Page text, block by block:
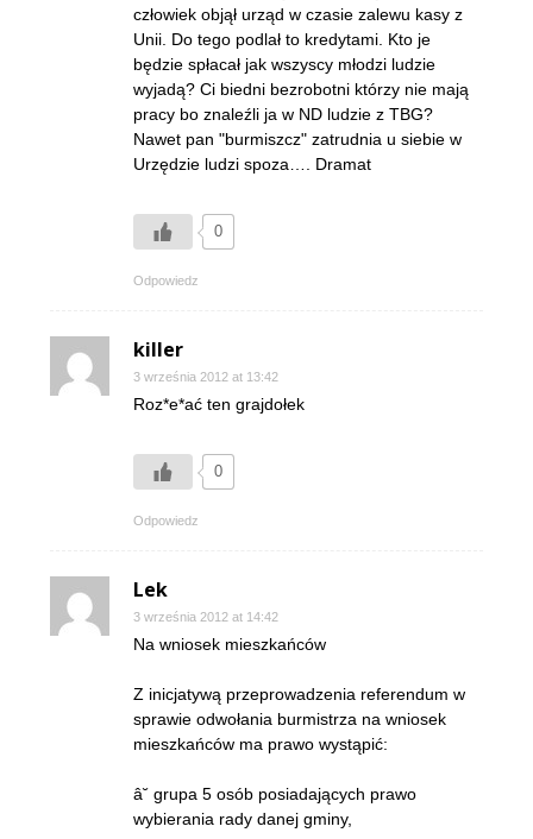
człowiek objął urząd w czasie zalewu kasy z
Unii. Do tego podlał to kredytami. Kto je
będzie spłacał jak wszyscy młodzi ludzie
wyjadą? Ci biedni bezrobotni którzy nie mają
pracy bo znaleźli ja w ND ludzie z TBG?
Nawet pan "burmiszcz" zatrudnia u siebie w
Urzędzie ludzi spoza…. Dramat
0
Odpowiedz
killer
3 września 2012 at 13:42
Roz*e*ać ten grajdołek
0
Odpowiedz
Lek
3 września 2012 at 14:42
Na wniosek mieszkańców
Z inicjatywą przeprowadzenia referendum w
sprawie odwołania burmistrza na wniosek
mieszkańców ma prawo wystąpić:
â˘ grupa 5 osób posiadających prawo
wybierania rady danej gminy,